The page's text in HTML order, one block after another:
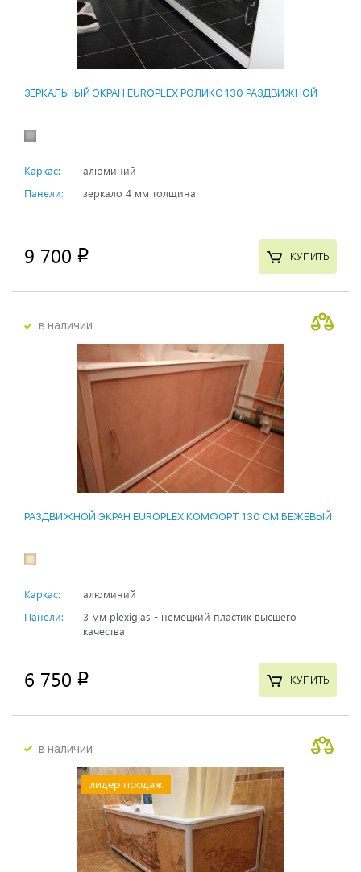
ЗЕРКАЛЬНЫЙ ЭКРАН EUROPLEX РОЛИКС 130 РАЗДВИЖНОЙ
Каркас:
алюминий
Панели:
зеркало 4 мм толщина
9 700 p КУПИТЬ
в наличии
РАЗДВИЖНОЙ ЭКРАН EUROPLEX КОМФОРТ 130 СМ БЕЖЕВЫЙ
Каркас:
алюминий
Панели:
3 мм plexiglas - немецкий пластик высшего
качества
6 750 p КУПИТЬ
в наличии
лидер продаж